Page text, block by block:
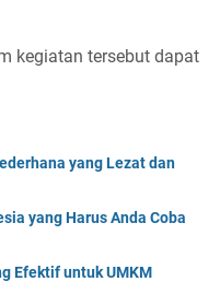
kegiatan tersebut dapat
yang Lezat dan
yang Harus Anda Coba
Efektif untuk UMKM